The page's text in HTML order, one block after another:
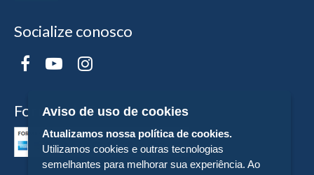
Socialize conosco
Formas de Pagamento
Aviso de uso de cookies
Atualizamos nossa política de cookies.
Utilizamos cookies e outras tecnologias
semelhantes para melhorar sua experiência. Ao